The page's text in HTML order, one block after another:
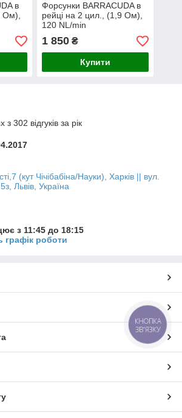
в
Ом),
Форсунки BARRACUDA в
рейці на 2 цил., (1,9 Ом),
120 NL/min
1 850₴
Купити
302 відгуків за рік
(кут Чічібабіна/Науки), Харків || вул.
Львів, Україна
з 11:45 до 18:15
графік роботи
КНОПКА
ЗВ'ЯЗКУ